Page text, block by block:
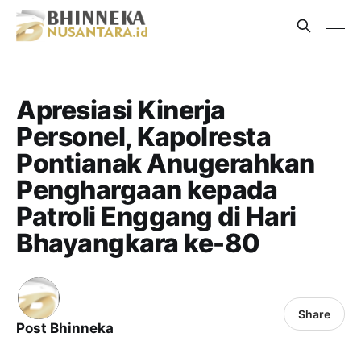
Apresiasi Kinerja
Personel, Kapolresta
Pontianak Anugerahkan
Penghargaan kepada
Patroli Enggang di Hari
Bhayangkara ke-80
Post Bhinneka
Share